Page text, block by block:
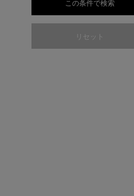
この条件で検索
リセット